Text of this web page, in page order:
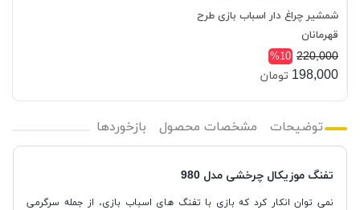
شمشیر چراغ دار اسباب بازی طرح
قهرمانان
220,000
%10
198,000 تومان
توضیحات مشخصات محصول بازخوردها
تفنگ موزيكال چرخشی مدل 980
نمی توان انکار کرد که بازی با تفنگ های اسباب بازی، از جمله سرگرمی